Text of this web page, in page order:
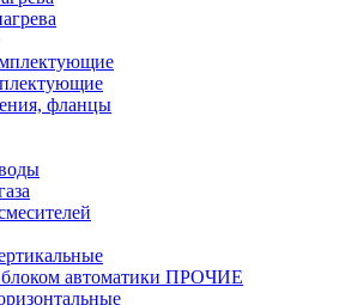
фланцы
блоком автоматики ПРОЧИЕ